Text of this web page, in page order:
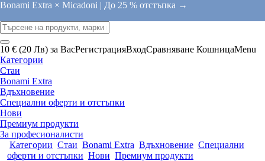
Bonami Extra × Micadoni | До 25 % отстъпка →
10 € (20 Лв) за ВасРегистрацияВходСравняване КошницаMenu
Категории
Стаи
Bonami Extra
Вдъхновение
Специални оферти и отстъпки
Нови
Премиум продукти
За професионалисти
Категории Стаи Bonami Extra Вдъхновение Специални
оферти и отстъпки Нови Премиум продукти